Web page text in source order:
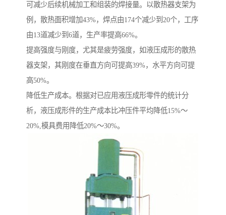
可减少后续机械加工和组装的焊接量。以散热器支架为
例，散热面积增加43%，焊点由174个减少到20个，工序
由13道减少到6道，生产率提高66%。
提高强度与刚度，尤其是疲劳强度，如液压成形的散热
器支架，其刚度在垂直方向可提高39%，水平方向可提
高50%。
降低生产成本。根据对已应用液压成形零件的统计分
析，液压成形件的生产成本比冲压件平均降低15%～
20%,模具费用降低20%～30%。